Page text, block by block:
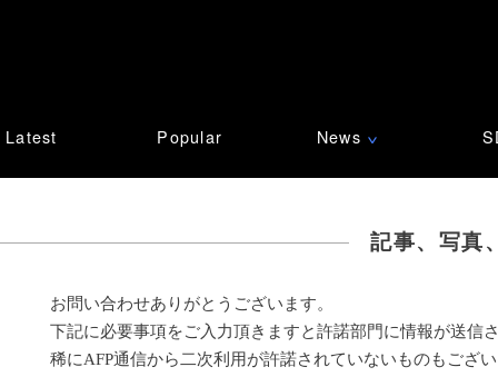
Latest Popular News ∨
記事、写真
お問い合わせありがとうございます。
下記に必要事項をご入力頂きますと許諾部門に情報が送信
稀にAFP通信から二次利用が許諾されていないものもござ